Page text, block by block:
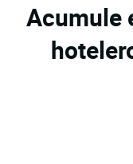
Acumule